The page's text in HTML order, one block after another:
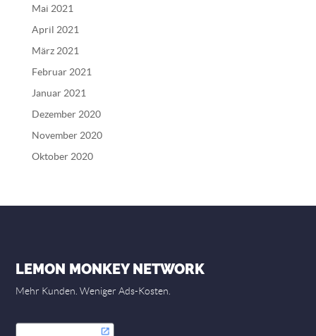
Mai 2021
April 2021
März 2021
Februar 2021
Januar 2021
Dezember 2020
November 2020
Oktober 2020
LEMON MONKEY NETWORK
Mehr Kunden. Weniger Ads-Kosten.